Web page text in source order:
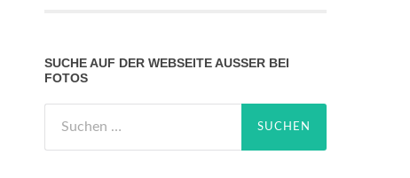
SUCHE AUF DER WEBSEITE AUSSER BEI F
OTOS
nach: